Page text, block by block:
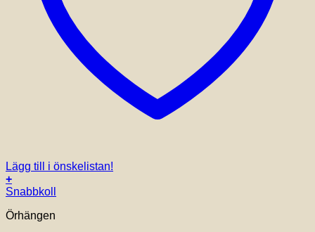
Lägg till i önskelistan!
+
Snabbkoll
Örhängen